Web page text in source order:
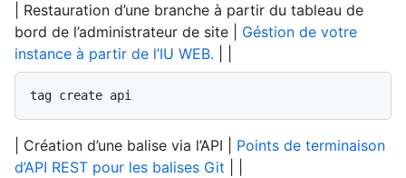
| Restauration d’une branche à partir du tableau de
bord de l’administrateur de site | Géstion de votre
instance à partir de l’IU WEB.
tag create api
| Création d’une balise via l’API | Points de terminaison
d’API REST pour les balises Git